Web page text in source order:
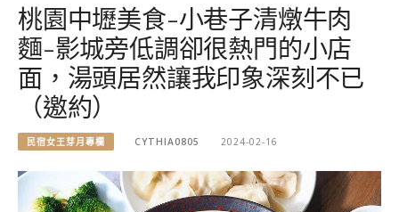
桃園中壢美食-小巷子清燉牛肉
麵-影城旁低調卻很熱門的小店
面，湯頭居然讓我印象深刻不已
（邀約）
民宿女王芽月專欄 CYTHIA0805 2024-02-16